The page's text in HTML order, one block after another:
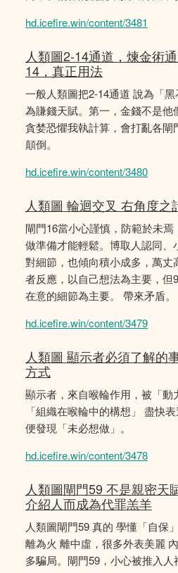
hd.icefire.win/content/3481
人類圖2-14通道，煉金術
14，真正用法
一般人類圖把2-14通道 說為「
為賺錢天賦。第一，金錢不是他
貪婪恐懼我執計算，會打亂各閘
顛倒。
hd.icefire.win/content/3480
人類圖 輪迴交叉 右角度之
閘門16當小心謹慎，防範於未
做準備才能輕鬆。博取人認同、
對細節，也傾向積小成多，萬丈
者反應，以自己想法為主要，但
在意的細節為主要。 帶來矛盾。
hd.icefire.win/content/3479
人類圖 顯示者必須了解的
方式
顯示者，來自喉輪作用，被「
「組織在喉輪中的構想」 盡快
便發現「未必想做」。
hd.icefire.win/content/3478
人類圖閘門59 不是親密天
介紹人而成為代罪羔羊
人類圖閘門59 真的 學懂「自保
離為火 離中虛，很多外表美麗
多騙局。閘門59，小心被推入人